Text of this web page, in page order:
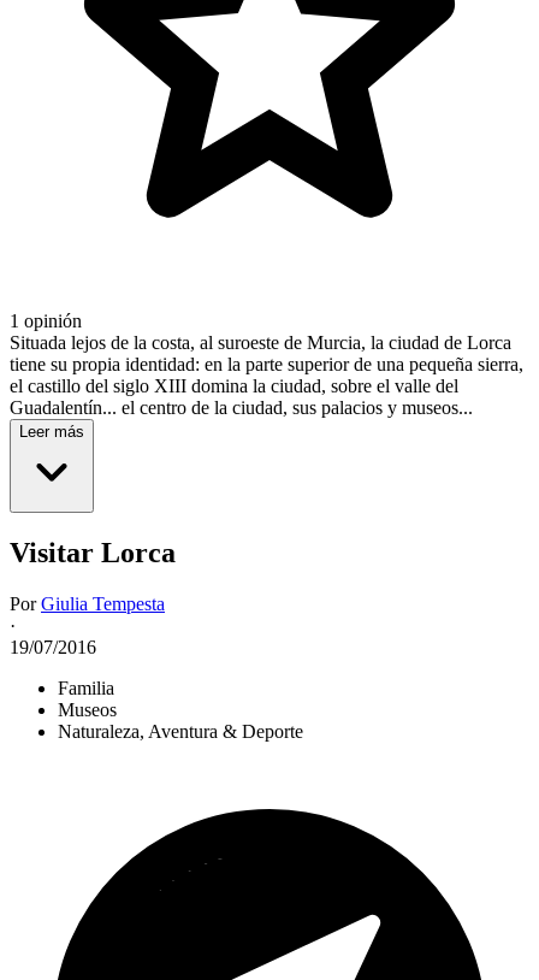
1 opinión
Situada lejos de la costa, al suroeste de Murcia, la ciudad de Lorca
tiene su propia identidad: en la parte superior de una pequeña sierra,
el castillo del siglo XIII domina la ciudad, sobre el valle del
Guadalentín... el centro de la ciudad, sus palacios y museos...
Leer más
Visitar Lorca
PorGiulia Tempesta
·
19/07/2016
Familia
Museos
Naturaleza, Aventura & Deporte